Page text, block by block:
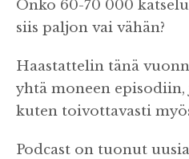
Onko 60-70 000
siis paljon vai vähän?
Haastattelin tänä
yhtä moneen episodiin,
kuten toivottavasti
Podcast on tuonut